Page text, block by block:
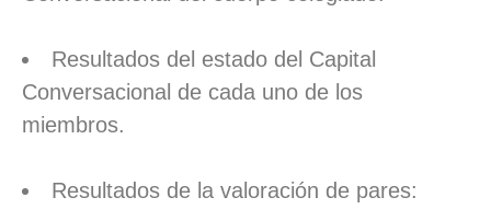
Resultados del estado del Capital
Conversacional de cada uno de los
miembros.
Resultados de la valoración de pares: